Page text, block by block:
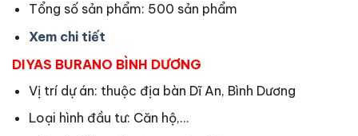
Tổng số sản phẩm: 500 sản phẩm
Xem chi tiết
DIYAS BURANO BÌNH DƯƠNG
Vị trí dự án: thuộc địa bàn Dĩ An, Bình Dương
Loại hình đầu tư: Căn hộ,…